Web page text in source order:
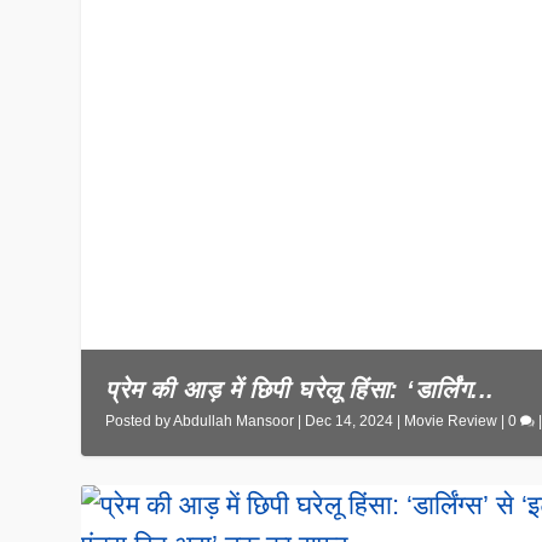
प्रेम की आड़ में छिपी घरेलू हिंसा: ‘डार्लिंग...
Posted byAbdullah Mansoor Dec 14, 2024 Movie Review |0